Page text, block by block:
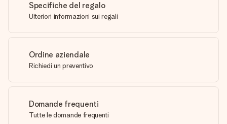
Specifiche del regalo
Ulteriori informazioni sui regali
Ordine aziendale
Richiedi un preventivo
Domande frequenti
Tutte le domande frequenti